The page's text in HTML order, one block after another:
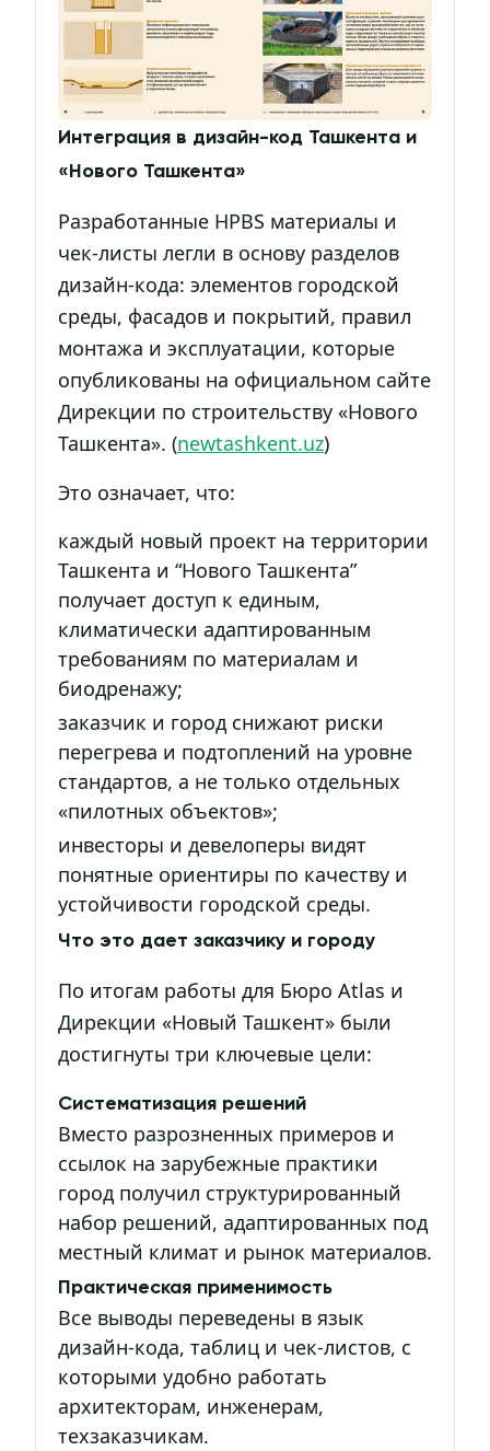
Интеграция в дизайн-код Ташкента и
«Нового Ташкента»
Разработанные HPBS материалы и
чек-листы легли в основу разделов
дизайн-кода: элементов городской
среды, фасадов и покрытий, правил
монтажа и эксплуатации, которые
опубликованы на официальном сайте
Дирекции по строительству «Нового
Ташкента». (newtashkent.uz)
Это означает, что:
каждый новый проект на территории
Ташкента и “Нового Ташкента”
получает доступ к единым,
климатически адаптированным
требованиям по материалам и
биодренажу;
заказчик и город снижают риски
перегрева и подтоплений на уровне
стандартов, а не только отдельных
«пилотных объектов»;
инвесторы и девелоперы видят
понятные ориентиры по качеству и
устойчивости городской среды.
Что это дает заказчику и городу
По итогам работы для Бюро Atlas и
Дирекции «Новый Ташкент» были
достигнуты три ключевые цели:
Систематизация решений
Вместо разрозненных примеров и
ссылок на зарубежные практики
город получил структурированный
набор решений, адаптированных под
местный климат и рынок материалов.
Практическая применимость
Все выводы переведены в язык
дизайн-кода, таблиц и чек-листов, с
которыми удобно работать
архитекторам, инженерам,
техзаказчикам.